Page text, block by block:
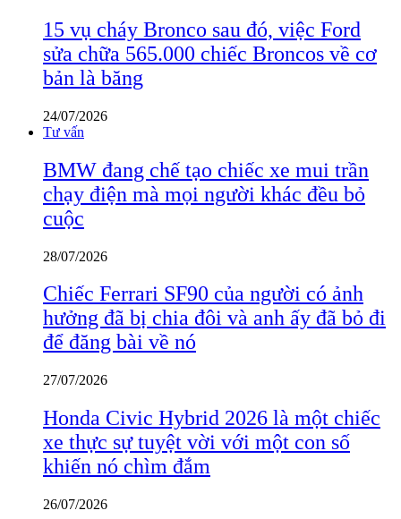
15 vụ cháy Bronco sau đó, việc Ford
sửa chữa 565.000 chiếc Broncos về cơ
bản là băng
24/07/2026
Tư vấn
BMW đang chế tạo chiếc xe mui trần
chạy điện mà mọi người khác đều bỏ
cuộc
28/07/2026
Chiếc Ferrari SF90 của người có ảnh
hưởng đã bị chia đôi và anh ấy đã bỏ đi
để đăng bài về nó
27/07/2026
Honda Civic Hybrid 2026 là một chiếc
xe thực sự tuyệt vời với một con số
khiến nó chìm đắm
26/07/2026